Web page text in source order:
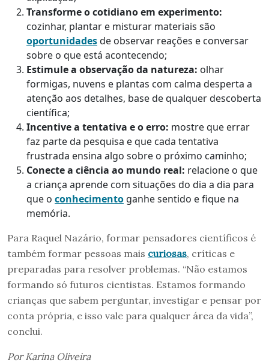
Transforme o cotidiano em experimento:
cozinhar, plantar e misturar materiais são
oportunidadesde observar reações e conversar
sobre o que está acontecendo;
Estimule a observação da natureza: olhar
formigas, nuvens e plantas com calma desperta a
atenção aos detalhes, base de qualquer descoberta
científica;
Incentive a tentativa e o erro: mostre que errar
faz parte da pesquisa e que cada tentativa
frustrada ensina algo sobre o próximo caminho;
Conecte a ciência ao mundo real: relacione o que
a criança aprende com situações do dia a dia para
que o conhecimento ganhe sentido e fique na
memória.
Para Raquel Nazário, formar pensadores científicos é
também formar pessoas mais curiosas, críticas e
preparadas para resolver problemas. “Não estamos
formando só futuros cientistas. Estamos formando
crianças que sabem perguntar, investigar e pensar por
conta própria, e isso vale para qualquer área da vida”,
conclui.
Por Karina Oliveira